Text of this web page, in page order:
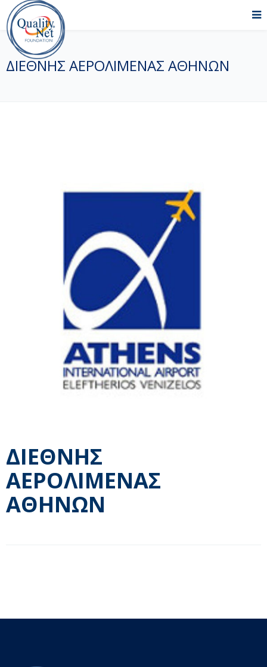
ΔΙΕΘΝΗΣ ΑΕΡΟΛΙΜΕΝΑΣ ΑΘΗΝΩΝ
ΔΙΕΘΝΗΣ
ΑΕΡΟΛΙΜΕΝΑΣ
ΑΘΗΝΩΝ